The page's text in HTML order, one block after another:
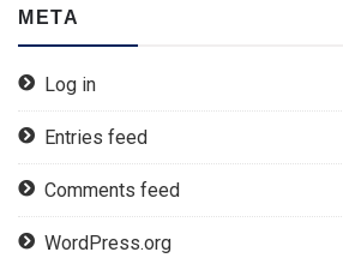
META
Log in
Entries feed
Comments feed
WordPress.org